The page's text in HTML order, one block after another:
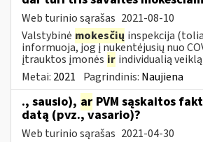
Web turinio sąrašas 2021-08-10
Valstybinė mokesčių inspekcija
informuoja, jog į nukentėjusių nuo
įtrauktos įmonės ir individualią
Metai: 2021 Pagrindinis: Naujiena
., sausio), ar PVM sąskaitos
datą (pvz., vasario)?
Web turinio sąrašas 2021-04-30